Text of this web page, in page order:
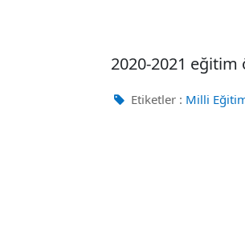
2020-2021 eğitim
Etiketler : Milli